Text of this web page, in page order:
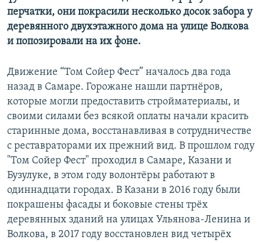
перчатки, они покрасили несколько досок забора у
деревянного двухэтажного дома на улице Волкова
и попозировали на их фоне.
Движение “Том Сойер Фест” началось два года
назад в Самаре. Горожане нашли партнёров,
которые могли предоставить стройматериалы, и
своими силами без всякой оплаты начали красить
старинные дома, восстанавливая в сотрудничестве
с реставраторами их прежний вид. В прошлом году
"Том Сойер Фест" проходил в Самаре, Казани и
Бузулуке, в этом году волонтёры работают в
одиннадцати городах. В Казани в 2016 году были
покрашены фасады и боковые стены трёх
деревянных зданий на улицах Ульянова-Ленина и
Волкова, в 2017 году восстановлен вид четырёх